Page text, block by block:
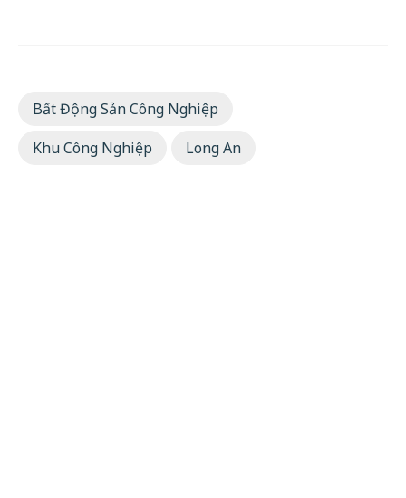
Bất Động Sản Công Nghiệp
Khu Công Nghiệp
Long An